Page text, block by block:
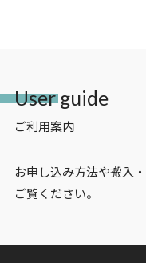
User guide
ご利用案内
お申し込み方法や搬入
ご覧ください。